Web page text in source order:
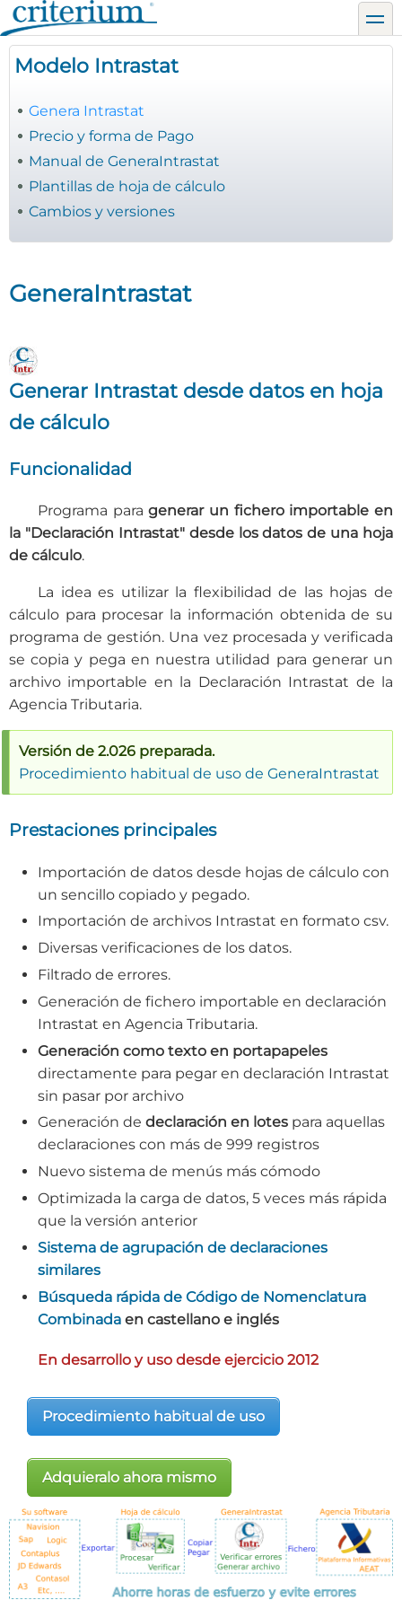
Pasar
al
contenido
principal
Modelo Intrastat
Genera Intrastat
Precio y forma de Pago
Manual de GeneraIntrastat
Plantillas de hoja de cálculo
Cambios y versiones
GeneraIntrastat
Generar Intrastat desde datos en hoja
de cálculo
Funcionalidad
Programa paragenerar un fichero importable en
la "Declaración Intrastat" desde los datos de una hoja
de cálculo.
La idea es utilizar la flexibilidad de las hojas de
cálculo para procesar la información obtenida de su
programa de gestión. Una vez procesada y verificada
se copia y pega en nuestra utilidad para generar un
archivo importable en la Declaración Intrastat de la
Agencia Tributaria.
Versión de 2.026 preparada.
Procedimiento habitual de uso de GeneraIntrastat
Prestaciones principales
Importación de datos desde hojas de cálculo con
un sencillo copiado y pegado.
Importación de archivos Intrastat en formato csv.
Diversas verificaciones de los datos.
Filtrado de errores.
Generación de fichero importable en declaración
Intrastat en Agencia Tributaria.
Generación como texto en portapapeles
directamente para pegar en declaración Intrastat
sin pasar por archivo
Generación de declaración en lotes para aquellas
declaraciones con más de 999 registros
Nuevo sistema de menús más cómodo
Optimizada la carga de datos, 5 veces más rápida
que la versión anterior
Sistema de agrupación de declaraciones
similares
Búsqueda rápida de Código de Nomenclatura
Combinada en castellano e inglés
En desarrollo y uso desde ejercicio 2012
Procedimiento habitual de uso
Adquieralo ahora mismo